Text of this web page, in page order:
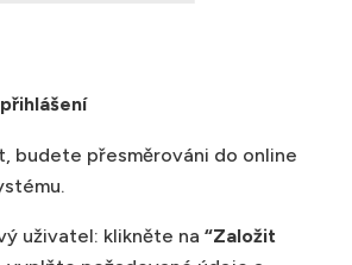
budete přesměrováni do online
uživatel: klikněte na “Založit